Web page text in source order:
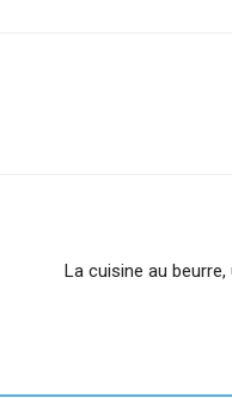
La cuisine au